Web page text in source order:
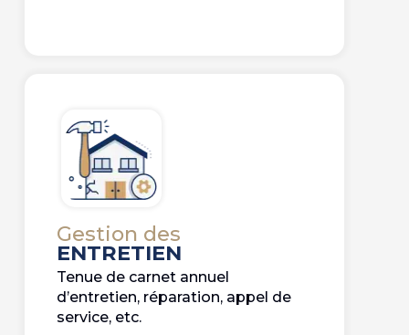
Gestion des
ENTRETIEN
Tenue de carnet annuel
d’entretien, réparation, appel de
service, etc.